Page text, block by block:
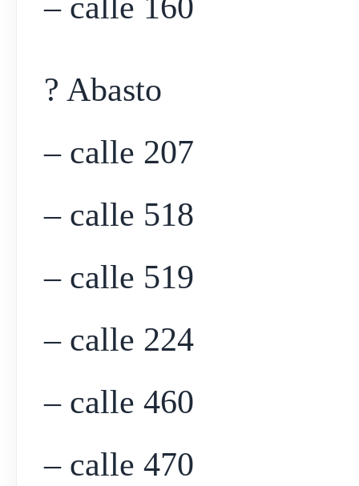
? Abasto
– calle 207
– calle 518
– calle 519
– calle 224
– calle 460
– calle 470